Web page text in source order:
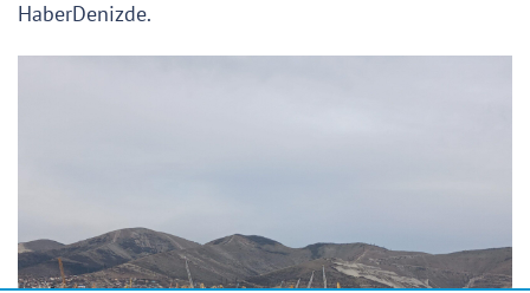
HaberDenizde.